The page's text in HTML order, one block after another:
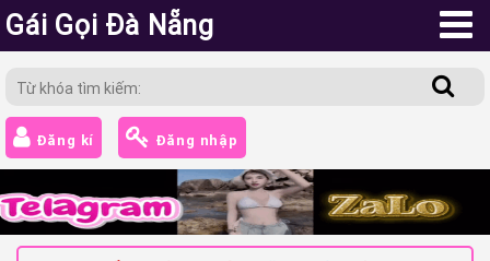
Gái Gọi Đà Nẵng
Đăng kí Đăng nhập